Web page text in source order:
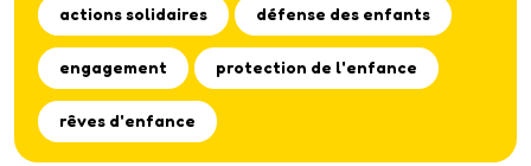
actions solidaires défense des enfants
engagement protection de l'enfance
rêves d'enfance